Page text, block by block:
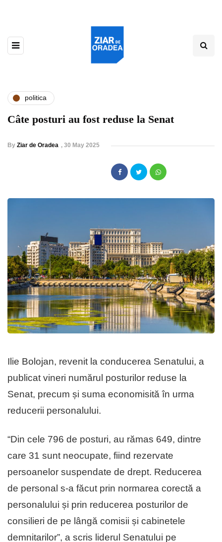
politica
Câte posturi au fost reduse la Senat
By Ziar de Oradea , 30 May 2025
Ilie Bolojan, revenit la conducerea Senatului, a
publicat vineri numărul posturilor reduse la
Senat, precum și suma economisită în urma
reducerii personalului.
“Din cele 796 de posturi, au rămas 649, dintre
care 31 sunt neocupate, fiind rezervate
persoanelor suspendate de drept. Reducerea
de personal s-a făcut prin normarea corectă a
personalului și prin reducerea posturilor de
consilieri de pe lângă comisii și cabinetele
demnitarilor”, a scris liderul Senatului pe